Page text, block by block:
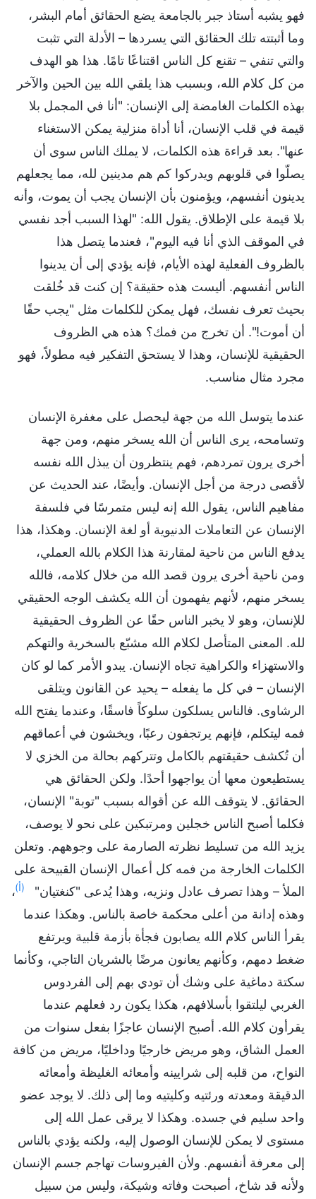
فهو يشبه أستاذ جبر بالجامعة يضع الحقائق أمام البشر،
وما أثبتته تلك الحقائق التي يسردها – الأدلة التي تثبت
والتي تنفي – تقنع كل الناس اقتناعًا تامًا. هذا هو الهدف
من كل كلام الله، وبسبب هذا يلقي الله بين الحين والآخر
بهذه الكلمات الغامضة إلى الإنسان: "أنا في المجمل بلا
قيمة في قلب الإنسان، أنا أداة منزلية يمكن الاستغناء
عنها". بعد قراءة هذه الكلمات، لا يملك الناس سوى أن
يصلّوا في قلوبهم ويدركوا كم هم مدينين لله، مما يجعلهم
يدينون أنفسهم، ويؤمنون بأن الإنسان يجب أن يموت، وأنه
بلا قيمة على الإطلاق. يقول الله: "لهذا السبب أجد نفسي
في الموقف الذي أنا فيه اليوم"، فعندما يتصل هذا
بالظروف الفعلية لهذه الأيام، فإنه يؤدي إلى أن يدينوا
الناس أنفسهم. أليست هذه حقيقة؟ إن كنت قد خُلقت
بحيث تعرف نفسك، فهل يمكن للكلمات مثل "يجب حقًا
أن أموت!". أن تخرج من فمك؟ هذه هي الظروف
الحقيقية للإنسان، وهذا لا يستحق التفكير فيه مطولاً، فهو
مجرد مثال مناسب.
عندما يتوسل الله من جهة ليحصل على مغفرة الإنسان
وتسامحه، يرى الناس أن الله يسخر منهم، ومن جهة
أخرى يرون تمردهم، فهم ينتظرون أن يبذل الله نفسه
لأقصى درجة من أجل الإنسان. وأيضًا، عند الحديث عن
مفاهيم الناس، يقول الله إنه ليس متمرسًا في فلسفة
الإنسان عن التعاملات الدنيوية أو لغة الإنسان. وهكذا، هذا
يدفع الناس من ناحية لمقارنة هذا الكلام بالله العملي،
ومن ناحية أخرى يرون قصد الله من خلال كلامه، فالله
يسخر منهم، لأنهم يفهمون أن الله يكشف الوجه الحقيقي
للإنسان، وهو لا يخبر الناس حقًا عن الظروف الحقيقية
لله. المعنى المتأصل لكلام الله مشبّع بالسخرية والتهكم
والاستهزاء والكراهية تجاه الإنسان. يبدو الأمر كما لو كان
الإنسان – في كل ما يفعله – يحيد عن القانون ويتلقى
الرشاوى. فالناس يسلكون سلوكاً فاسقًا، وعندما يفتح الله
فمه ليتكلم، فإنهم يرتجفون رعبًا، ويخشون في أعماقهم
أن تُكشف حقيقتهم بالكامل وتتركهم بحالة من الخزي لا
يستطيعون معها أن يواجهوا أحدًا. ولكن الحقائق هي
الحقائق. لا يتوقف الله عن أقواله بسبب "توبة" الإنسان،
فكلما أصبح الناس خجلين ومرتبكين على نحو لا يوصف،
يزيد الله من تسليط نظرته الصارمة على وجوههم. وتعلن
الكلمات الخارجة من فمه كل أعمال الإنسان القبيحة على
الملأ – وهذا تصرف عادل ونزيه، وهذا يُدعى "كنغتيان"
(أ)،
وهذه إدانة من أعلى محكمة خاصة بالناس. وهكذا عندما
يقرأ الناس كلام الله يصابون فجأة بأزمة قلبية ويرتفع
ضغط دمهم، وكأنهم يعانون مرضًا بالشريان التاجي، وكأنما
سكتة دماغية على وشك أن تودي بهم إلى الفردوس
الغربي ليلتقوا بأسلافهم، هكذا يكون رد فعلهم عندما
يقرأون كلام الله. أصبح الإنسان عاجزًا بفعل سنوات من
العمل الشاق، وهو مريض خارجيًا وداخليًا، مريض من كافة
النواح، من قلبه إلى شرايينه وأمعائه الغليظة وأمعائه
الدقيقة ومعدته ورئتيه وكليتيه وما إلى ذلك. لا يوجد عضو
واحد سليم في جسده. وهكذا لا يرقى عمل الله إلى
مستوى لا يمكن للإنسان الوصول إليه، ولكنه يؤدي بالناس
إلى معرفة أنفسهم. ولأن الفيروسات تهاجم جسم الإنسان
ولأنه قد شاخ، أصبحت وفاته وشيكة، وليس من سبيل